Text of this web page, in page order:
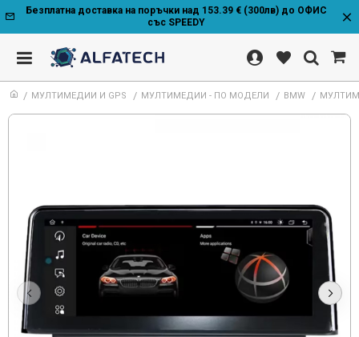
Безплатна доставка на поръчки над 153.39 € (300лв) до ОФИС
със SPEEDY
МУЛТИМЕДИИ И GPS МУЛТИМЕДИИ - ПО МОДЕЛИ BMW